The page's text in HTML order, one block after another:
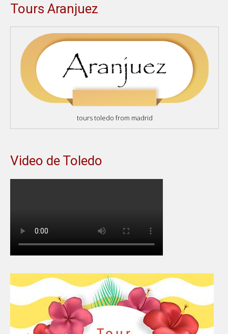
Tours Aranjuez
tours toledo from madrid
Video de Toledo